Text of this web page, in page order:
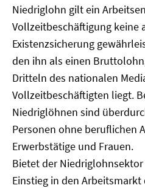
Niedriglohn gilt ein
Vollzeitbeschäftigung keine
Existenzsicherung
den ihn als einen
Dritteln des nationalen
Vollzeitbeschäftigten liegt.
Niedriglöhnen sind
Personen ohne beruflichen
Erwerbstätige und Frauen.
Bietet der Niedriglohnsektor
Einstieg in den Arbeitsmarkt